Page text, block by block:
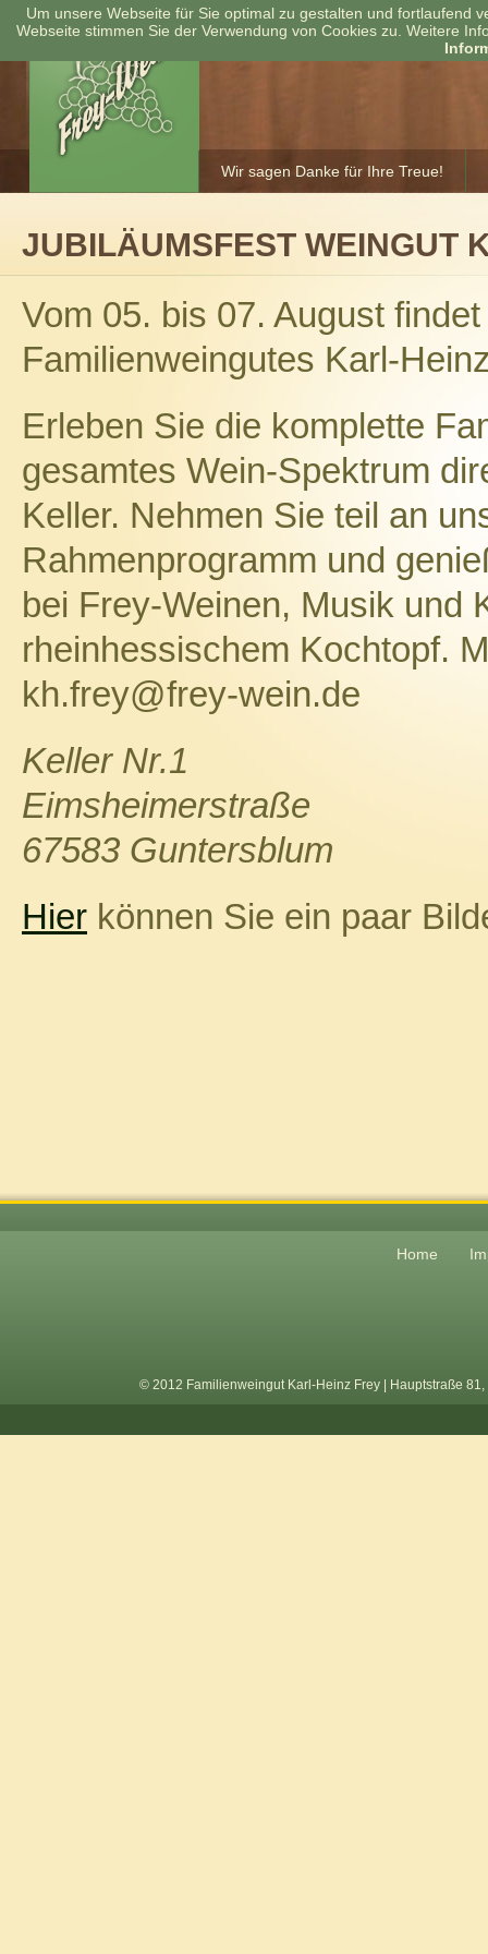
Wir sagen Danke für Ihre Treue!
JUBILÄUMSFEST WEINGUT
Vom 05. bis 07. August
Familienweingutes Karl-
Erleben Sie die komplette
gesamtes Wein-Spektrum
Keller. Nehmen Sie teil an
Rahmenprogramm und
bei Frey-Weinen, Musik und
rheinhessischem Kochtopf.
kh.frey@frey-wein.de
Keller Nr.1
Eimsheimerstraße
67583 Guntersblum
Hier können Sie ein paar
Home
© 2012 Familienweingut Karl-Heinz Frey | Hauptstraße
Um unsere Webseite für Sie optimal zu gestalten und fortlaufend
Webseite stimmen Sie der Verwendung von Cookies zu. Weitere